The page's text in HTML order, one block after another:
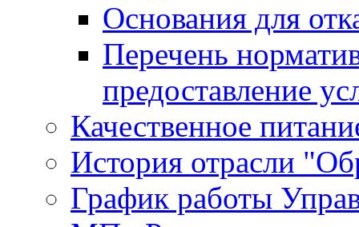
Основания для
Перечень
предоставление
Качественное
История отрасли
График работы